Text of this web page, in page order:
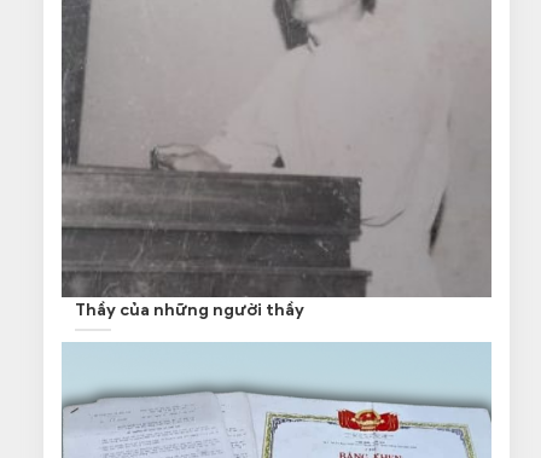
Thầy của những người thầy